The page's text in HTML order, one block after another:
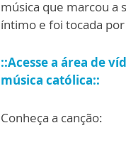
música que marcou a
íntimo e foi tocada
::Acesse a área de
música católica::
Conheça a canção: